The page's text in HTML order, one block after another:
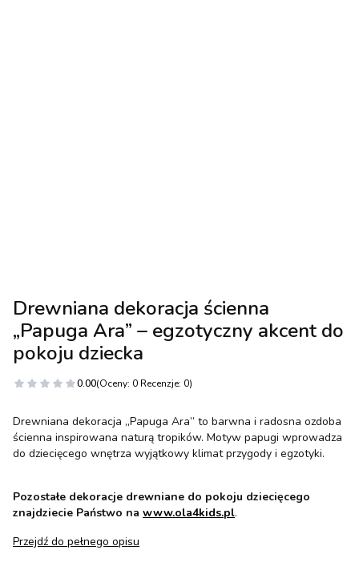
Drewniana dekoracja ścienna
„Papuga Ara” – egzotyczny akcent do
pokoju dziecka
0.00(Oceny: 0 Recenzje: 0)
Drewniana dekoracja „Papuga Ara” to barwna i radosna ozdoba
ścienna inspirowana naturą tropików. Motyw papugi wprowadza
do dziecięcego wnętrza wyjątkowy klimat przygody i egzotyki.
Pozostałe dekoracje drewniane do pokoju dziecięcego
znajdziecie Państwo na www.ola4kids.pl.
Przejdź do pełnego opisu